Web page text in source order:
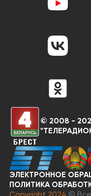
RUBY
© 2008 -
ПОЛИТИКА
ЭЛЕКТРОННОЕ